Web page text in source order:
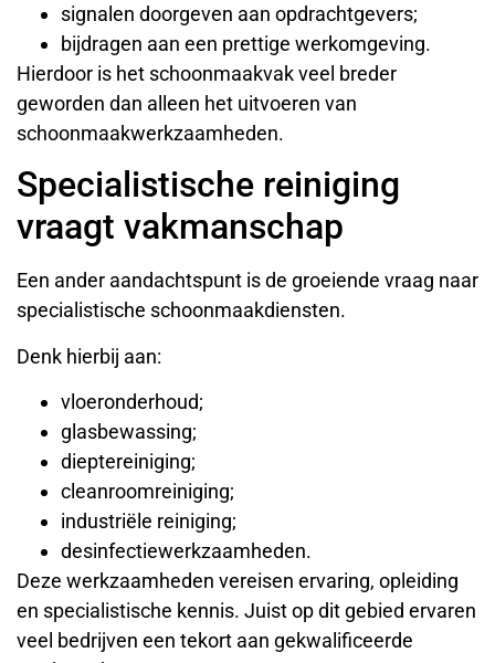
signalen doorgeven aan opdrachtgevers;
bijdragen aan een prettige werkomgeving.
Hierdoor is het schoonmaakvak veel breder
geworden dan alleen het uitvoeren van
schoonmaakwerkzaamheden.
Specialistische reiniging
vraagt vakmanschap
Een ander aandachtspunt is de groeiende vraag naar
specialistische schoonmaakdiensten.
Denk hierbij aan:
vloeronderhoud;
glasbewassing;
dieptereiniging;
cleanroomreiniging;
industriële reiniging;
desinfectiewerkzaamheden.
Deze werkzaamheden vereisen ervaring, opleiding
en specialistische kennis. Juist op dit gebied ervaren
veel bedrijven een tekort aan gekwalificeerde